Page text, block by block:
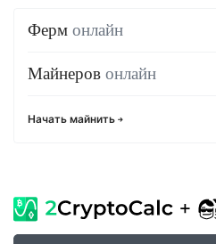
Ферм онлайн
Майнеров онлайн
Начать майнить